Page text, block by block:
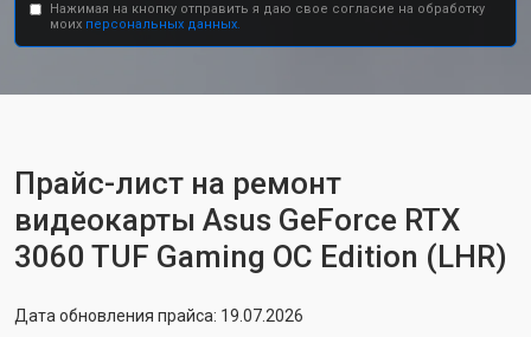
Нажимая на кнопку отправить я даю свое согласие на обработку
моих персональных данных.
Прайс-лист на ремонт
видеокарты Asus GeForce RTX
3060 TUF Gaming OC Edition (LHR)
Дата обновления прайса: 19.07.2026